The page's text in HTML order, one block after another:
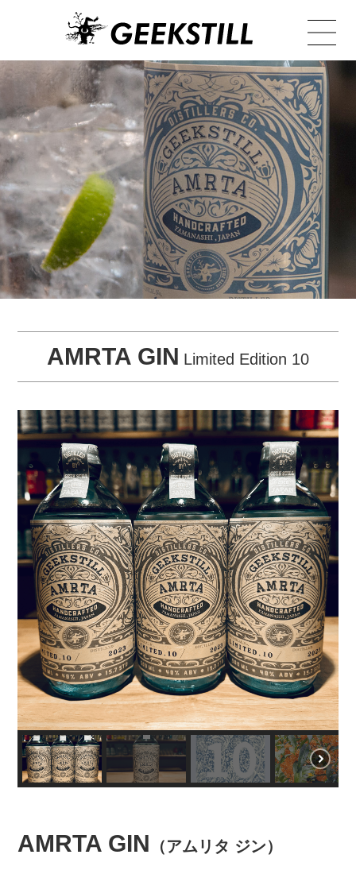
TOP
NEWS
PRODUCT
BOTANICAL
ARCHIVE
COMPANY
CONTACT
AMRTA GIN Limited Edition 10
AMRTA GIN
（アムリタ ジン）